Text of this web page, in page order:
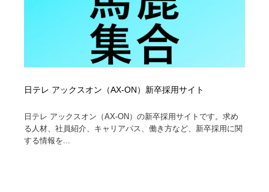
日テレ アックスオン（AX-ON）新卒採用サイト
日テレ アックスオン（AX-ON）の新卒採用サイトです。求め
る人材、社員紹介、キャリアパス、働き方など、新卒採用に関
する情報を...